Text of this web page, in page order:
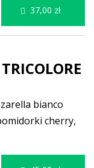
bianco
cherry,